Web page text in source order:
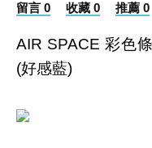
留言 0 收藏 0 推薦 0
AIR SPACE 彩色
(好感藍)